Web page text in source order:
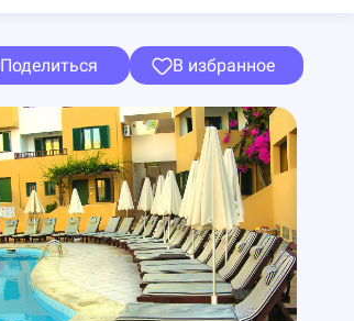
Поделиться В избранное